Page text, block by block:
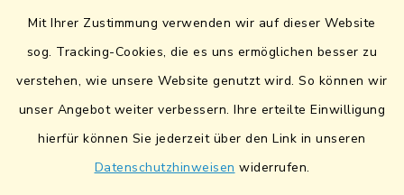
Mit Ihrer Zustimmung verwenden wir auf dieser Website
sog. Tracking-Cookies, die es uns ermöglichen besser zu
verstehen, wie unsere Website genutzt wird. So können wir
unser Angebot weiter verbessern. Ihre erteilte Einwilligung
hierfür können Sie jederzeit über den Link in unseren
Datenschutzhinweisen widerrufen.
Lokales Bündnis für Familien
Fairtrade-Towns